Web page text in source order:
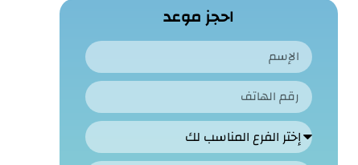
احجز موعد